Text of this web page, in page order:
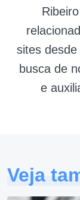
sites
busca de
e
Veja